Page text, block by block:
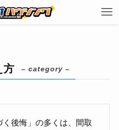
方 – category –
く後悔」の多くは、間取